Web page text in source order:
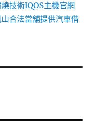
技術IQOS主機官網
合法當舖提供汽車借